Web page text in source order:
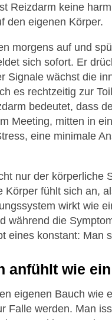
Reizdarm keine
den eigenen Körper.
morgens auf und
sich sofort. Er
Signale wächst die
es rechtzeitig zur
bedeutet, dass
Meeting, mitten in
eine minimale
nur der körperliche
Körper fühlt sich an,
wirkt wie
während die
eines konstant: Man
anfühlt wie
eigenen Bauch wie
Falle werden. Man